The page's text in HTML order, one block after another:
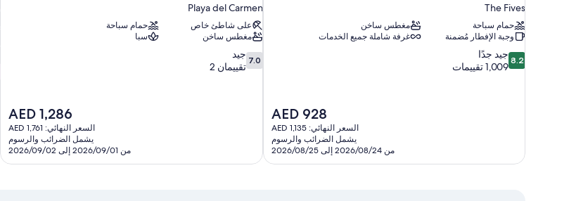
The Fives
حمام سباحة
مغطس ساخن
وجبة الإفطار مُضمنة
غرفة شاملة جميع الخدمات
8.2
من
8.2 جيد جدًا
1,009 تقييمات
السعر
الحالي
هو
AED
928
AED 928
السعر النهائي: AED 1,135
يشمل الضرائب والرسوم
من 2026/08/24 إلى 2026/08/25
Playa del Carmen
على شاطئ خاص
حمام سباحة
مغطس ساخن
سبا
7.0
من
7.0 جيد
تقييمان 2
السعر
الحالي
هو
AED
1,286
AED 1,286
السعر النهائي: AED 1,761
يشمل الضرائب والرسوم
من 2026/09/01 إلى 2026/09/02